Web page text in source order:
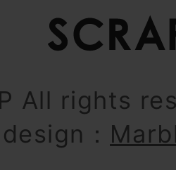
All rights
design：